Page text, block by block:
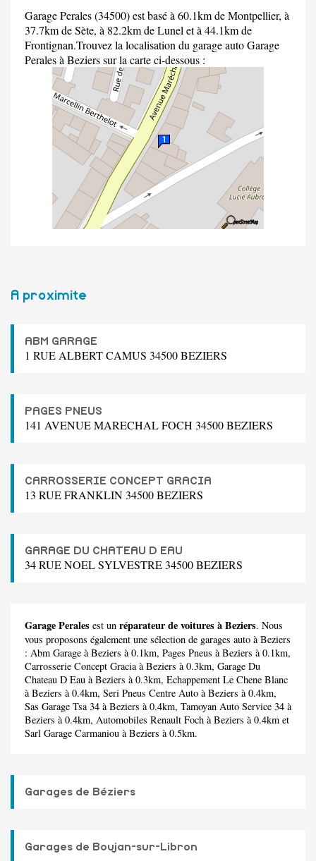
Garage Perales (34500) est basé à 60.1km de Montpellier, à
37.7km de Sète, à 82.2km de Lunel et à 44.1km de
Frontignan.Trouvez la localisation du garage auto Garage
Perales à Beziers sur la carte ci-dessous :
A proximite
ABM GARAGE
1 RUE ALBERT CAMUS 34500 BEZIERS
PAGES PNEUS
141 AVENUE MARECHAL FOCH 34500 BEZIERS
CARROSSERIE CONCEPT GRACIA
13 RUE FRANKLIN 34500 BEZIERS
GARAGE DU CHATEAU D EAU
34 RUE NOEL SYLVESTRE 34500 BEZIERS
Garage Perales est un réparateur de voitures à Beziers. Nous
vous proposons également une sélection de garages auto à Beziers
: Abm Garage à Beziers à 0.1km, Pages Pneus à Beziers à 0.1km,
Carrosserie Concept Graciaà Beziers à 0.3km, Garage Du
Chateau D Eau à Beziers à 0.3km, Echappement Le Chene Blanc
à Beziers à 0.4km, Seri Pneus Centre Auto à Beziers à 0.4km,
Sas Garage Tsa 34 à Beziers à 0.4km, Tamoyan Auto Service 34 à
Beziers à 0.4km, Automobiles Renault Foch à Beziers à 0.4km et
Sarl Garage Carmaniou à Beziers à 0.5km.
Garages de Béziers
Garages de Boujan-sur-Libron